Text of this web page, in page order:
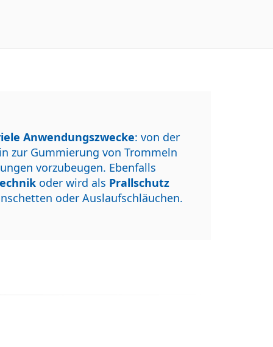
Anwendungszwecke: von der
zur Gummierung von Trommeln
vorzubeugen. Ebenfalls
oder wird als Prallschutz
oder Auslaufschläuchen.